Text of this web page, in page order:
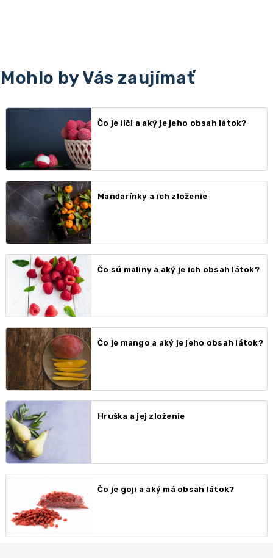
Mohlo by Vás zaujímať
Čo je liči a aký je jeho obsah látok?
Mandarínky a ich zloženie
Čo sú maliny a aký je ich obsah látok?
Čo je mango a aký je jeho obsah látok?
Hruška a jej zloženie
Čo je goji a aký má obsah látok?